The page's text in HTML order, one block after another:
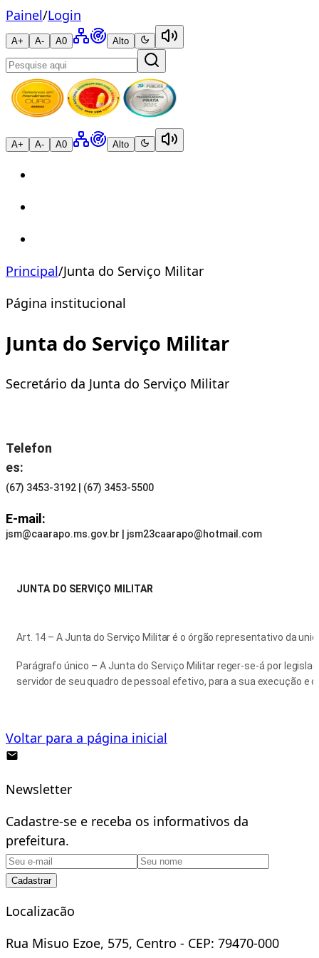
Painel/Login
A+ A- A0 Alto
A+ A- A0 Alto
Principal/Junta do Serviço Militar
Página institucional
Junta do Serviço Militar
Secretário da Junta do Serviço Militar
Telefon
es:
(67) 3453-3192 | (67) 3453-5500
E-mail:
jsm@caarapo.ms.gov.br | jsm23caarapo@hotmail.com
JUNTA DO SERVIÇO MILITAR
Art. 14 – A Junta do Serviço Militar é o órgão representativo da
Parágrafo único – A Junta do Serviço Militar reger-se-á por
servidor de seu quadro de pessoal efetivo, para a sua execução e
Voltar para a página inicial
Newsletter
Cadastre-se e receba os informativos da
prefeitura.
Cadastrar
Localizacão
Rua Misuo Ezoe, 575, Centro - CEP: 79470-000